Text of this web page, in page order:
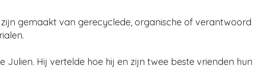
gemaakt van gerecyclede, organische of verantwoord
Julien. Hij vertelde hoe hij en zijn twee beste vrienden hun